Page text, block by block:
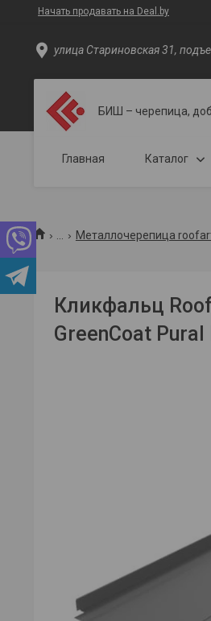
Начать продавать на Deal.by
улица Стариновская 31,
БИШ – черепица,
Главная Каталог
Металлочерепица
Кликфальц
GreenCoat